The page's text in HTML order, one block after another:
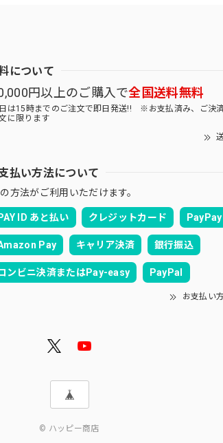
について
円以上のご購入で全国送料無料
は15時までのご注文で即日発送!! ※お支払済み、ご決
に限ります
払い方法について
方法がご利用いただけます。
PAY ID あと払い クレジットカード PayPay
Pay キャリア決済 銀行振込
ンビニ決済またはPay-easy PayPal
お支払い
© ハッピー商店